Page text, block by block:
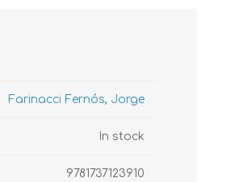
Farinacci Fernós, Jorge
In stock
9781737123910